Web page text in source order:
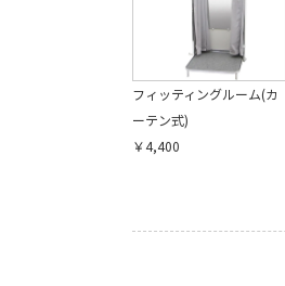
フィッティングルーム(カ
ーテン式)
￥4,400